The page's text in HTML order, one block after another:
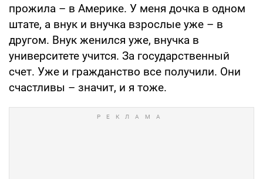
прожила – в Америке. У меня дочка в одном
штате, а внук и внучка взрослые уже – в
другом. Внук женился уже, внучка в
университете учится. За государственный
счет. Уже и гражданство все получили. Они
счастливы – значит, и я тоже.